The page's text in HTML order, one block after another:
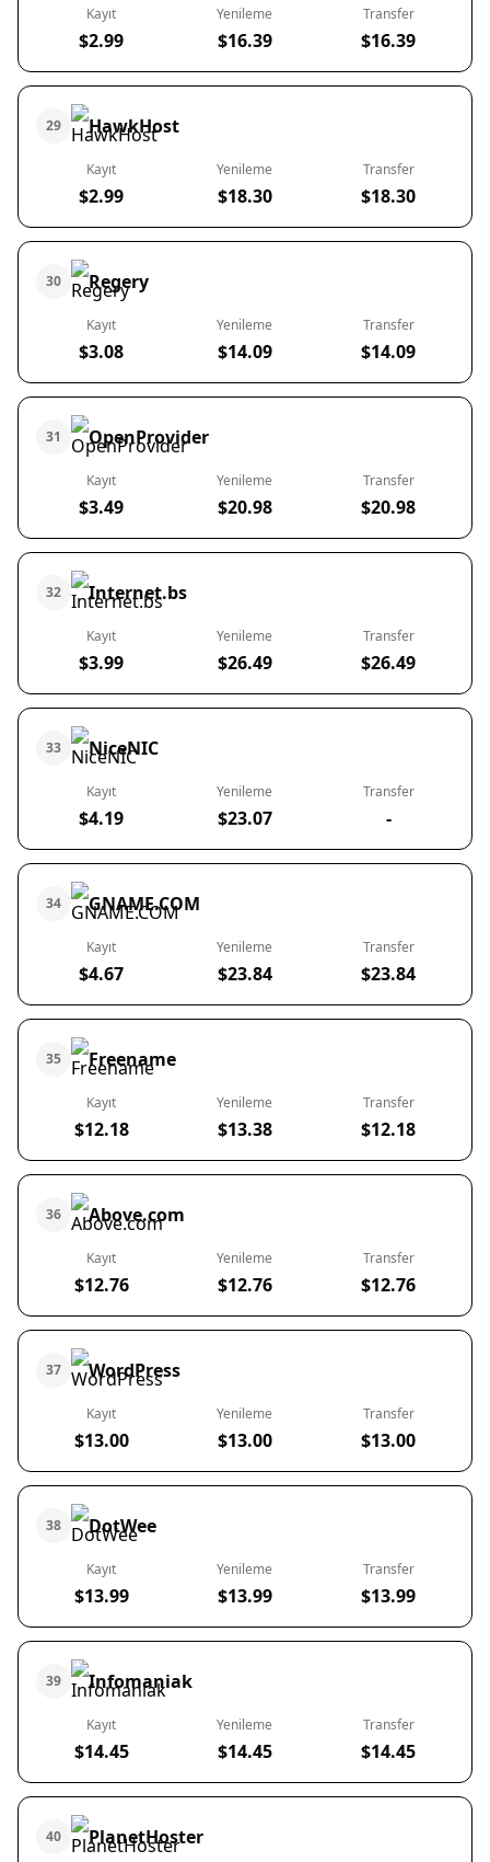
Kayıt
$2.99
Yenileme
$16.39
Transfer
$16.39
29 HawkHost
Kayıt
$2.99
Yenileme
$18.30
Transfer
$18.30
30 Regery
Kayıt
$3.08
Yenileme
$14.09
Transfer
$14.09
31 OpenProvider
Kayıt
$3.49
Yenileme
$20.98
Transfer
$20.98
32 Internet.bs
Kayıt
$3.99
Yenileme
$26.49
Transfer
$26.49
33 NiceNIC
Kayıt
$4.19
Yenileme
$23.07
Transfer
-
34 GNAME.COM
Kayıt
$4.67
Yenileme
$23.84
Transfer
$23.84
35 Freename
Kayıt
$12.18
Yenileme
$13.38
Transfer
$12.18
36 Above.com
Kayıt
$12.76
Yenileme
$12.76
Transfer
$12.76
37 WordPress
Kayıt
$13.00
Yenileme
$13.00
Transfer
$13.00
38 DotWee
Kayıt
$13.99
Yenileme
$13.99
Transfer
$13.99
39 Infomaniak
Kayıt
$14.45
Yenileme
$14.45
Transfer
$14.45
40 PlanetHoster